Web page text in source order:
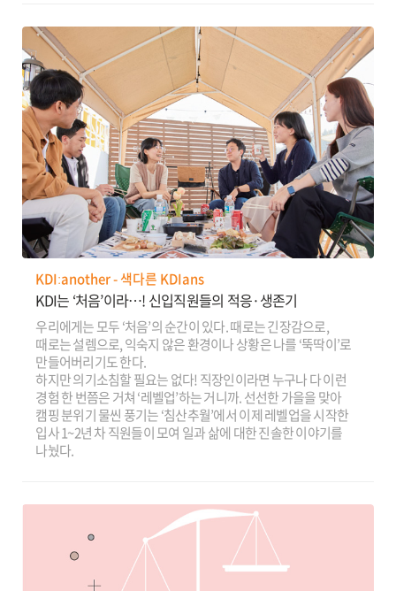
KDIːanother - 색다른 KDIans
KDI는 ‘처음’이라…! 신입직원들의 적응·생존기
우리에게는 모두 ‘처음’의 순간이 있다. 때로는 긴장감으로,
때로는 설렘으로, 익숙지 않은 환경이나 상황은 나를 ‘뚝딱이’로
만들어버리기도 한다.
하지만 의기소침할 필요는 없다! 직장인이라면 누구나 다 이런
경험 한 번쯤은 거쳐 ‘레벨업’하는 거니까. 선선한 가을을 맞아
캠핑 분위기 물씬 풍기는 ‘침산추월’에서 이제 레벨업을 시작한
입사 1~2년 차 직원들이 모여 일과 삶에 대한 진솔한 이야기를
나눴다.